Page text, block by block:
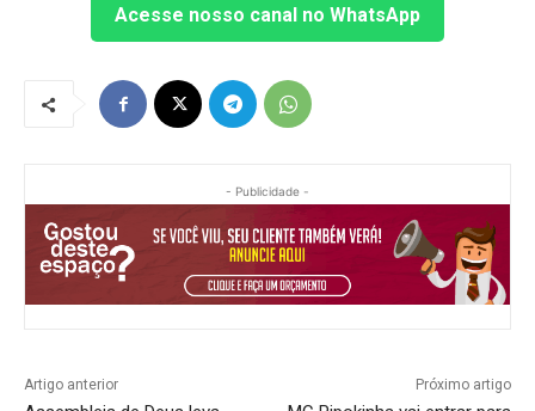
Acesse nosso canal no WhatsApp
- Publicidade -
Artigo anterior Próximo artigo